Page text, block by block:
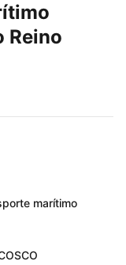
Reino
marítimo